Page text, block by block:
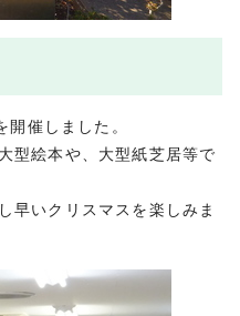
催しました。
型絵本や、大型紙芝居等で
早いクリスマスを楽しみま